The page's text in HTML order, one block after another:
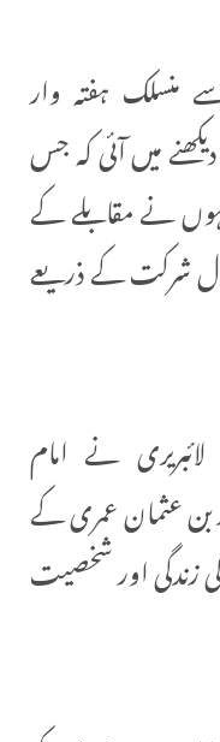
ہفتہ وار
میں آئی کہ جس
نے مقابلے کے
شرکت کے ذریعے
نے امام
عثمان عمری کے
اور شخصیت